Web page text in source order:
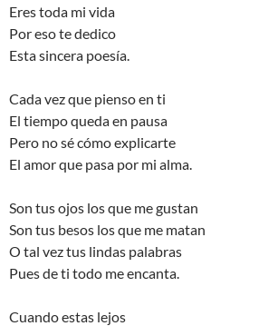
Eres toda mi vida
Por eso te dedico
Esta sincera poesía.
Cada vez que pienso en ti
El tiempo queda en pausa
Pero no sé cómo explicarte
El amor que pasa por mi alma.
Son tus ojos los que me gustan
Son tus besos los que me matan
O tal vez tus lindas palabras
Pues de ti todo me encanta.
Cuando estas lejos